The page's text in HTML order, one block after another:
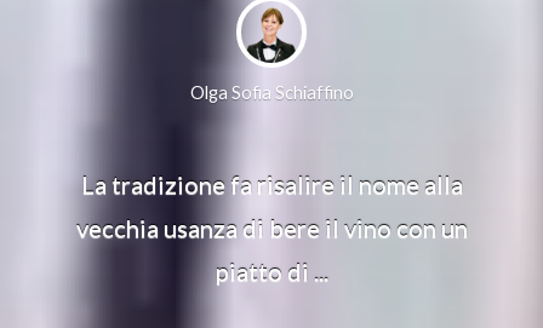
Olga Sofia Schiaffino
La tradizione fa risalire il nome alla
vecchia usanza di bere il vino con un
piatto di ...